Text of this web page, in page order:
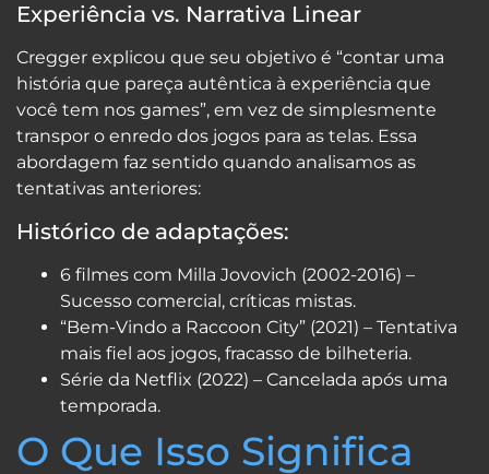
Experiência vs. Narrativa Linear
Cregger explicou que seu objetivo é “contar uma
história que pareça autêntica à experiência que
você tem nos games”, em vez de simplesmente
transpor o enredo dos jogos para as telas. Essa
abordagem faz sentido quando analisamos as
tentativas anteriores:
Histórico de adaptações:
6 filmes com Milla Jovovich (2002-2016) –
Sucesso comercial, críticas mistas.
“Bem-Vindo a Raccoon City” (2021) – Tentativa
mais fiel aos jogos, fracasso de bilheteria.
Série da Netflix (2022) – Cancelada após uma
temporada.
O Que Isso Significa